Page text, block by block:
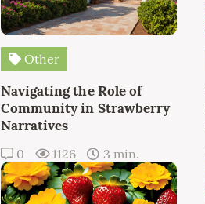
Other
Navigating the Role of
Community in Strawberry
Narratives
0 1126 3 min.